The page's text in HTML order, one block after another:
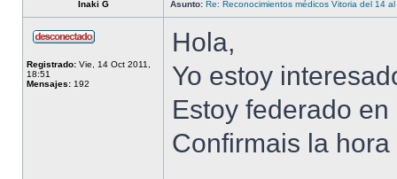
Inaki G Asunto: Re: Reconocimientos médicos Vitoria del 14
Registrado: Vie, 14 Oct 2011,
18:51
Mensajes: 192
Hola,
Yo estoy
Estoy federado
Confirmais la hora